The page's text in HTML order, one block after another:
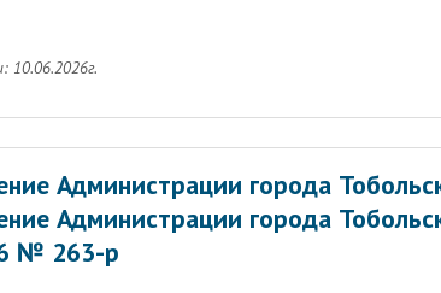
10.06.2026г.
Администрации города
Администрации города
№ 263-р